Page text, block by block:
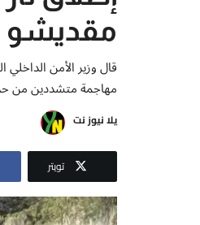
مقديشو
قال وزير الأمن
مهاجمة متشددين من
يلا نيوز نت
تويتر